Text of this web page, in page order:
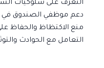
التعرف على سلوكيات
دعم موظفي الصندوق في
منع الاكتظاظ والحفاظ
التعامل مع الحوادث